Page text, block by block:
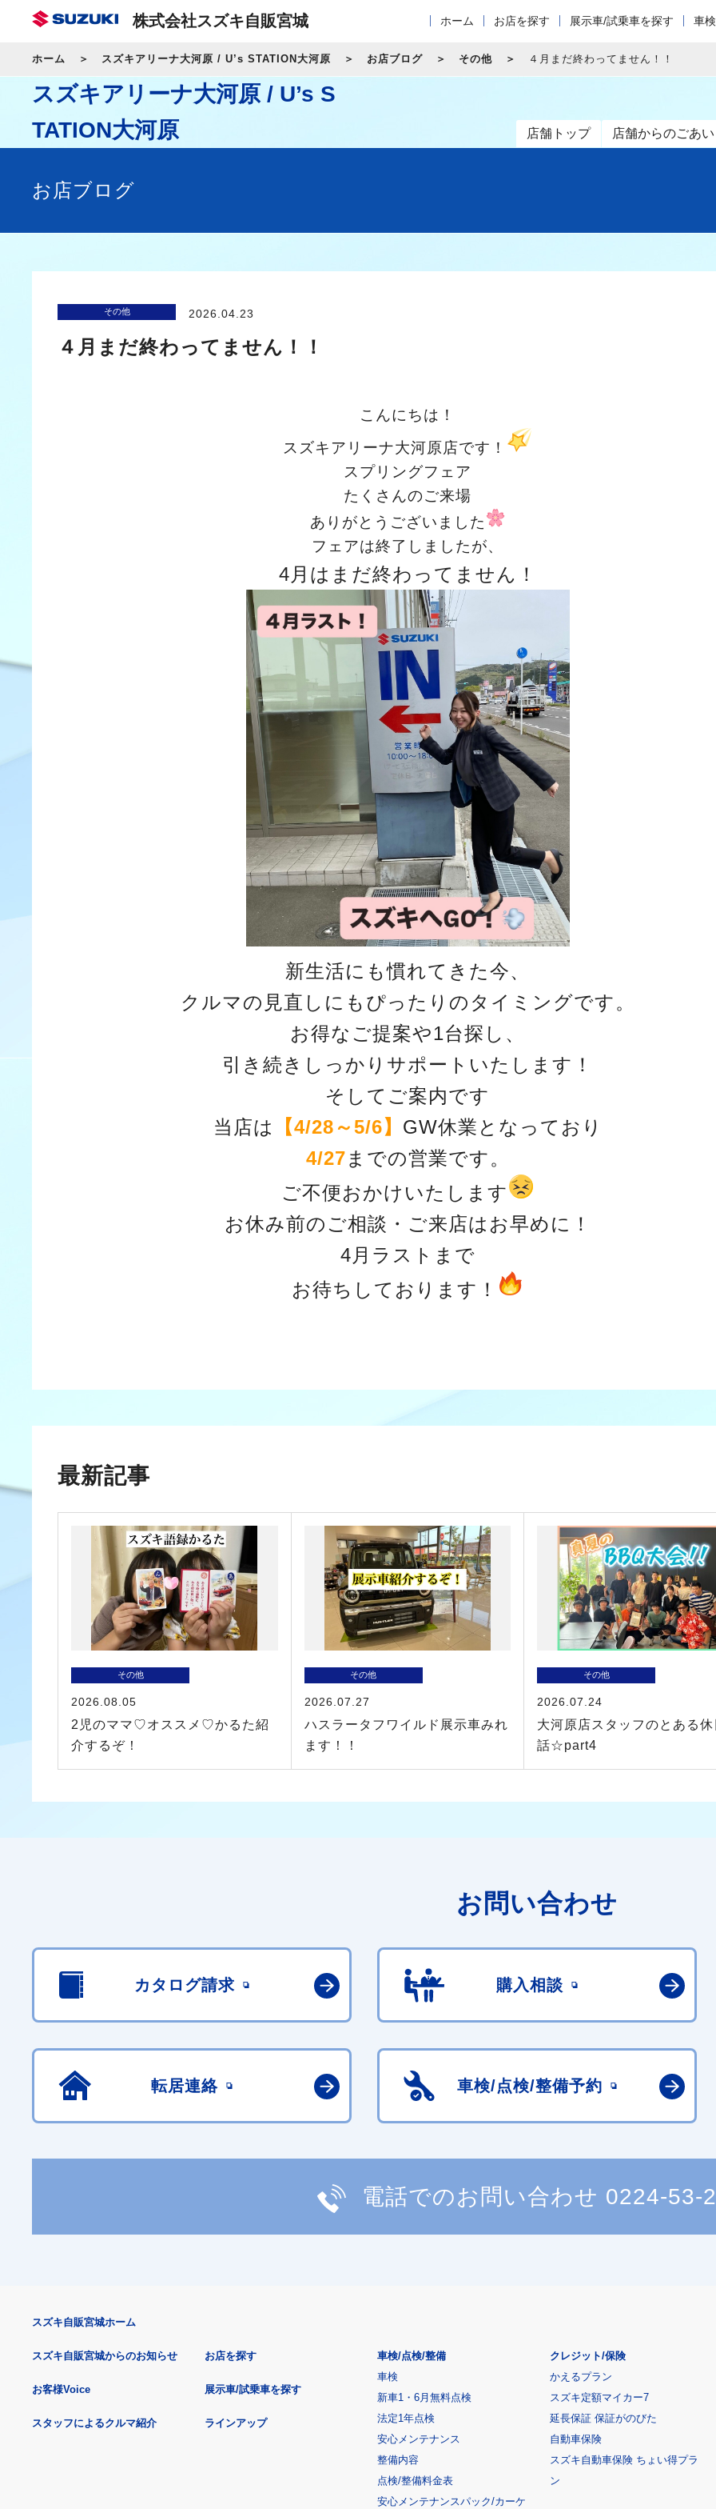
株式会社スズキ自販宮城 ホーム お店を探す 展示車/試乗車を探す 車
ホーム スズキアリーナ大河原 / U’s STATION大河原 お店ブログ その他 ４月まだ終わってません！！
スズキアリーナ大河原 / U’s S
TATION大河原
店舗トップ 店舗からのごあ
お店ブログ
その他 2026.04.23
４月まだ終わってません！！
こんにちは！
スズキアリーナ大河原店です！
スプリングフェア
たくさんのご来場
ありがとうございました
フェアは終了しましたが、
4月はまだ終わってません！
新生活にも慣れてきた今、
クルマの見直しにもぴったりのタイミングです。
お得なご提案や1台探し、
引き続きしっかりサポートいたします！
そしてご案内です
当店は
【4/28～5/6】 GW休業となっており
4/27 までの営業です。
ご不便おかけいたします
お休み前のご相談・ご来店はお早めに！
4月ラストまで
お待ちしております！
最新記事
その他
2026.08.05
2児のママ♡オススメ♡かるた紹
介するぞ！
その他
2026.07.27
ハスラータフワイルド展示車みれ
ます！！
その他
2026.07.24
大河原店スタッフのとある
話☆part4
お問い合わせ
カタログ請求 購入相談
転居連絡 車検/点検/整備予約
電話でのお問い合わせ 0224-53-
スズキ自販宮城ホーム
スズキ自販宮城からのお知らせ
お客様Voice
スタッフによるクルマ紹介
お店を探す
展示車/試乗車を探す
ラインアップ
車検/点検/整備
車検
新車1・6月無料点検
法定1年点検
安心メンテナンス
整備内容
点検/整備料金表
安心メンテナンスパック/カーケ
クレジット/保険
かえるプラン
スズキ定額マイカー7
延長保証 保証がのびた
自動車保険
スズキ自動車保険 ちょい得プラ
ン